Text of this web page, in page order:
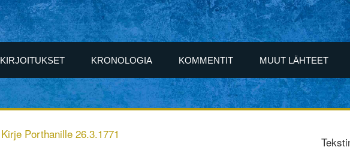
KIRJOITUKSET KRONOLOGIA KOMMENTIT MUUT LÄHTEET
Kirje Porthanille 26.3.1771